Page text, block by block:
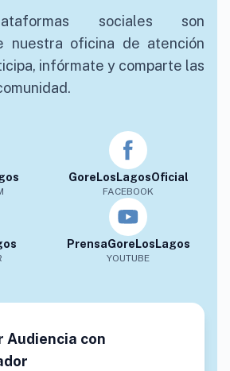
sociales son
nuestra oficina de atención
infórmate y comparte las
GoreLosLagosOficial
FACEBOOK
PrensaGoreLosLagos
YOUTUBE
Audiencia con